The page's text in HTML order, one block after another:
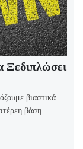
βιαστικά
βάση.